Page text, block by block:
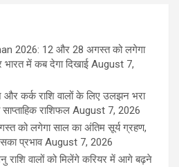
2026: 12 और 28 अगस्त को लगेगा
में कब देगा दिखाई August 7,
कर्क राशि वालों के लिए उलझन भरा
राशिफल August 7, 2026
को लगेगा साल का अंतिम सूर्य ग्रहण,
प्रभाव August 7, 2026
वालों को मिलेंगे करियर में आगे बढ़ने